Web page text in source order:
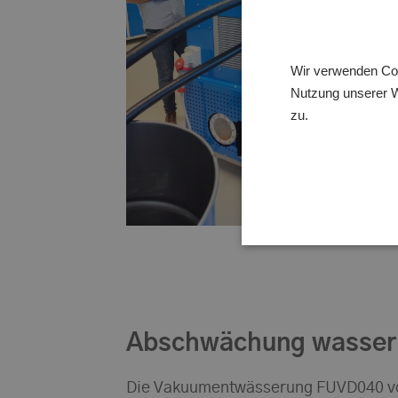
Abschwächung
Die Vakuumentwässerung
Wir verwenden
Nutzung unserer
zu.